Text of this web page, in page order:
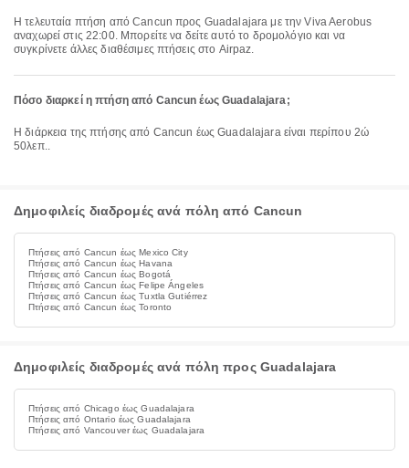
Η τελευταία πτήση από Cancun προς Guadalajara με την Viva Aerobus
αναχωρεί στις 22:00. Μπορείτε να δείτε αυτό το δρομολόγιο και να
συγκρίνετε άλλες διαθέσιμες πτήσεις στο Airpaz.
Πόσο διαρκεί η πτήση από Cancun έως Guadalajara;
Η διάρκεια της πτήσης από Cancun έως Guadalajara είναι περίπου 2ώ
50λεπ..
Δημοφιλείς διαδρομές ανά πόλη από Cancun
Πτήσεις από Cancun έως Mexico City
Πτήσεις από Cancun έως Havana
Πτήσεις από Cancun έως Bogotá
Πτήσεις από Cancun έως Felipe Ángeles
Πτήσεις από Cancun έως Tuxtla Gutiérrez
Πτήσεις από Cancun έως Toronto
Δημοφιλείς διαδρομές ανά πόλη προς Guadalajara
Πτήσεις από Chicago έως Guadalajara
Πτήσεις από Ontario έως Guadalajara
Πτήσεις από Vancouver έως Guadalajara